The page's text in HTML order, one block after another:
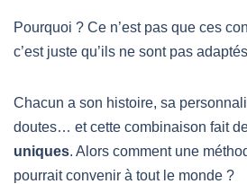
Pourquoi ? Ce n’est pas que ces
c’est juste qu’ils ne sont pas
Chacun a son histoire, sa
doutes… et cette combinaison fait
uniques. Alors comment une
pourrait convenir à tout le monde ?